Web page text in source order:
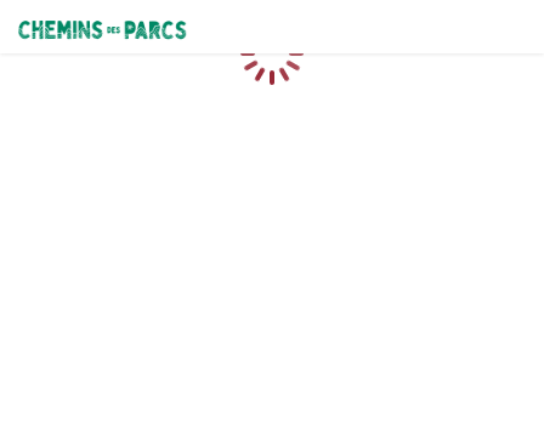
Chemins des Parcs
Caricamento